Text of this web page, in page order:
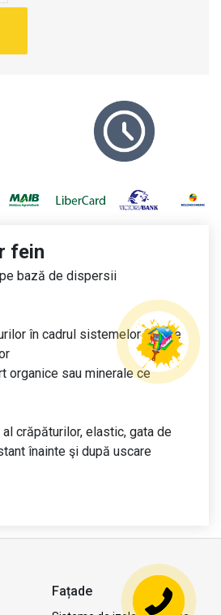
fein
bază de dispersii
în cadrul sistemelor Sto de
organice sau minerale ce
crăpăturilor, elastic, gata de
înainte şi după uscare
Fațade